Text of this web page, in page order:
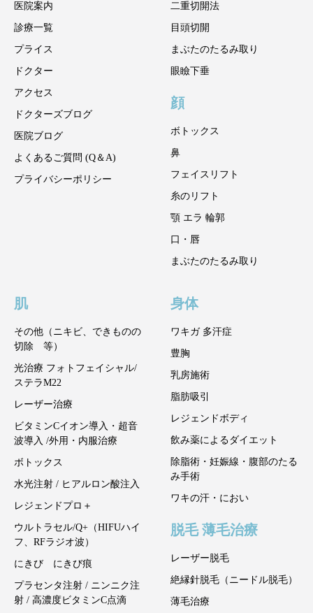
医院案内
診療一覧
プライス
ドクター
アクセス
ドクターズブログ
医院ブログ
よくあるご質問 (Q＆A)
プライバシーポリシー
二重切開法
目頭切開
まぶたのたるみ取り
眼瞼下垂
顔
ボトックス
鼻
フェイスリフト
糸のリフト
顎 エラ 輪郭
口・唇
まぶたのたるみ取り
肌
その他（ニキビ、できものの
切除 等）
光治療 フォトフェイシャル/
ステラM22
レーザー治療
ビタミンCイオン導入・超音
波導入 /外用・内服治療
ボトックス
水光注射 / ヒアルロン酸注入
レジェンドプロ＋
ウルトラセル/Q+（HIFUハイ
フ、RFラジオ波）
にきび にきび痕
プラセンタ注射 / ニンニク注
射 / 高濃度ビタミンC点滴
身体
ワキガ 多汗症
豊胸
乳房施術
脂肪吸引
レジェンドボディ
飲み薬によるダイエット
除脂術・妊娠線・腹部のたる
み手術
ワキの汗・におい
脱毛 薄毛治療
レーザー脱毛
絶縁針脱毛（ニードル脱毛）
薄毛治療